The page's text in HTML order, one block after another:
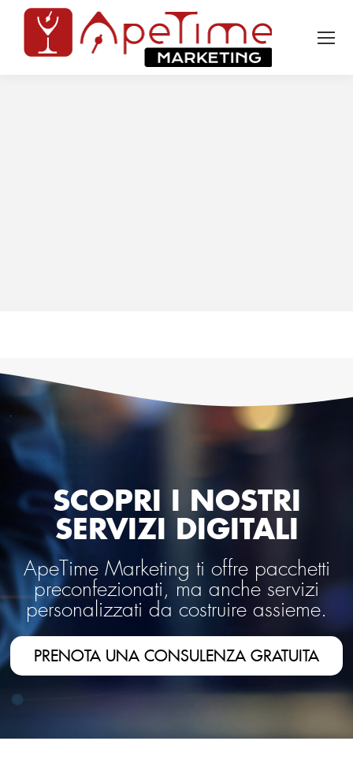
SCOPRI I NOSTRI
SERVIZI DIGITALI
ApeTime Marketing ti offre pacchetti
preconfezionati, ma anche servizi
personalizzati da costruire assieme.
PRENOTA UNA CONSULENZA GRATUITA